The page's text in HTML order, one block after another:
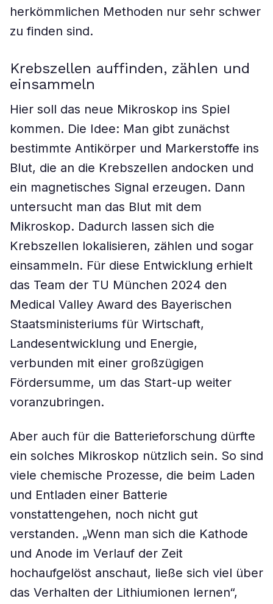
herkömmlichen Methoden nur sehr schwer
zu finden sind.
Krebszellen auffinden, zählen und
einsammeln
Hier soll das neue Mikroskop ins Spiel
kommen. Die Idee: Man gibt zunächst
bestimmte Antikörper und Markerstoffe ins
Blut, die an die Krebszellen andocken und
ein magnetisches Signal erzeugen. Dann
untersucht man das Blut mit dem
Mikroskop. Dadurch lassen sich die
Krebszellen lokalisieren, zählen und sogar
einsammeln. Für diese Entwicklung erhielt
das Team der TU München 2024 den
Medical Valley Award des Bayerischen
Staatsministeriums für Wirtschaft,
Landesentwicklung und Energie,
verbunden mit einer großzügigen
Fördersumme, um das Start-up weiter
voranzubringen.
Aber auch für die Batterieforschung dürfte
ein solches Mikroskop nützlich sein. So sind
viele chemische Prozesse, die beim Laden
und Entladen einer Batterie
vonstattengehen, noch nicht gut
verstanden. „Wenn man sich die Kathode
und Anode im Verlauf der Zeit
hochaufgelöst anschaut, ließe sich viel über
das Verhalten der Lithiumionen lernen“,